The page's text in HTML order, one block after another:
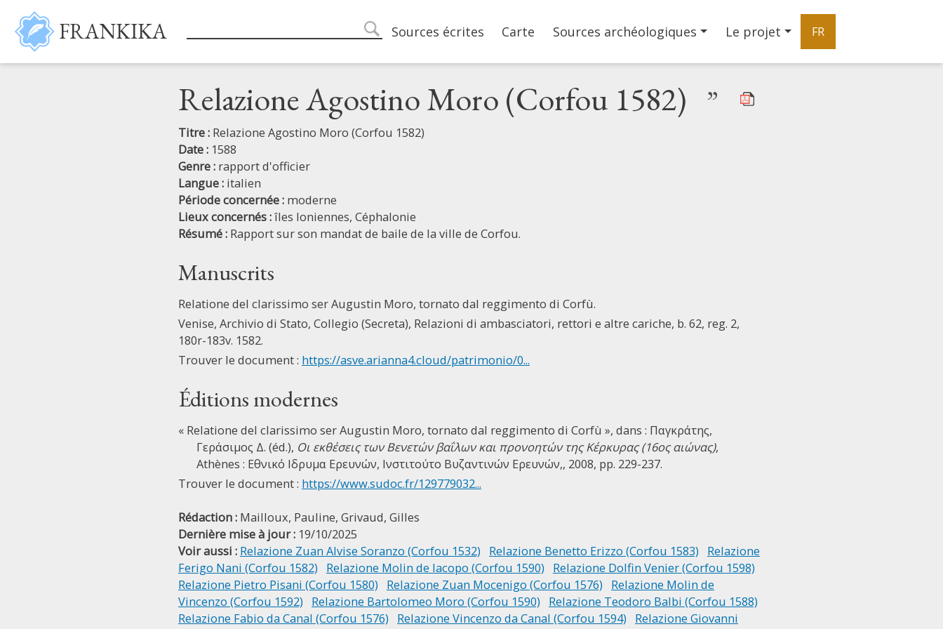
Aller au contenu principal
FRANKIKA search
Main navigation
Sources écrites Carte Sources archéologiques Le projet FR
Relazione Agostino Moro (Corfou 1582) ”
Titre : Relazione Agostino Moro (Corfou 1582)
Date : 1588
Genre : rapport d'officier
Langue : italien
Période concernée : moderne
Lieux concernés :îles Ioniennes, Céphalonie
Résumé : Rapport sur son mandat de baile de la ville de Corfou.
Manuscrits
Relatione del clarissimo ser Augustin Moro, tornato dal reggimento di Corfù.
Venise, Archivio di Stato, Collegio (Secreta), Relazioni di ambasciatori, rettori e altre cariche, b. 62, reg. 2,
180r-183v. 1582.
Trouver le document : https://asve.arianna4.cloud/patrimonio/0...
Éditions modernes
« Relatione del clarissimo ser Augustin Moro, tornato dal reggimento di Corfù », dans : Παγκράτης,
Γεράσιμος Δ. (éd.), Οι εκθέσεις των Βενετών βαΐλων και προνοητών της Κέρκυρας (16ος αιώνας),
Athènes : Εθνικό Ιδρυμα Ερευνών, Ινστιτούτο Βυζαντινών Ερευνών,, 2008, pp. 229-237.
Trouver le document : https://www.sudoc.fr/129779032...
Rédaction : Mailloux, Pauline, Grivaud, Gilles
Dernière mise à jour : 19/10/2025
Voir aussi : Relazione Zuan Alvise Soranzo (Corfou 1532) Relazione Benetto Erizzo (Corfou 1583)
Relazione
Ferigo Nani (Corfou 1582)
Relazione Molin de Iacopo (Corfou 1590)
Relazione Dolfin Venier (Corfou 1598)
Relazione Pietro Pisani (Corfou 1580)
Relazione Zuan Mocenigo (Corfou 1576)
Relazione Molin de
Vincenzo (Corfou 1592)
Relazione Bartolomeo Moro (Corfou 1590)
Relazione Teodoro Balbi (Corfou 1588)
Relazione Fabio da Canal (Corfou 1576)
Relazione Vincenzo da Canal (Corfou 1594)
Relazione Giovanni